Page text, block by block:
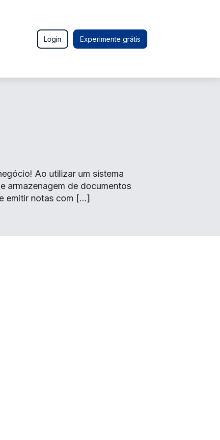
Login Experimente grátis
Ao utilizar um sistema
armazenagem de documentos
emitir notas com […]